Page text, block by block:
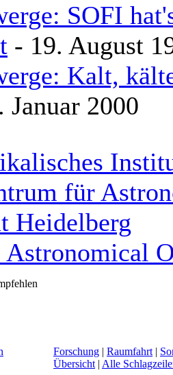
SOFI
- 19. August
Kalt,
Januar 2000
für
Heidelberg
Forschung | Raumfahrt |
Übersicht | Alle